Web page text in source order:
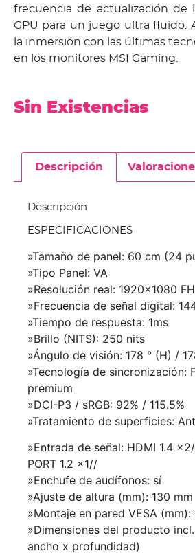
frecuencia de actualización de
GPU para un juego ultra fluido.
la inmersión con las últimas
en los monitores MSI Gaming.
Sin Existencias
Descripción
Descripción
ESPECIFICACIONES
»Tamaño de panel: 60 cm (24
»Tipo Panel: VA
»Resolución real: 1920×1080
»Frecuencia de señal digital:
»Tiempo de respuesta: 1ms
»Brillo (NITS): 250 nits
»Ángulo de visión: 178 ° (H) /
»Tecnología de sincronización:
premium
»DCI-P3 / sRGB: 92% / 115.5%
»Tratamiento de superficies:
»Entrada de señal: HDMI 1.4
PORT 1.2 x1//
»Enchufe de audífonos: sí
»Ajuste de altura (mm): 130 mm
»Montaje en pared VESA (mm):
»Dimensiones del producto
ancho x profundidad)